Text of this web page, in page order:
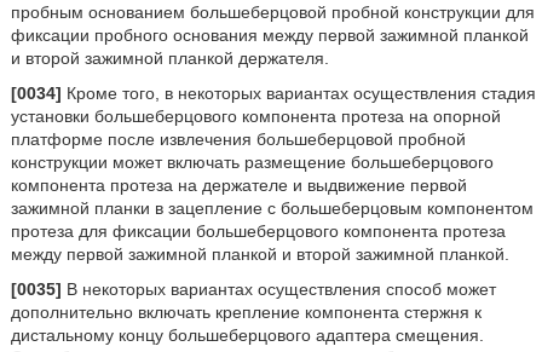
пробным основанием большеберцовой пробной конструкции для
фиксации пробного основания между первой зажимной планкой
и второй зажимной планкой держателя.
[0034] Кроме того, в некоторых вариантах осуществления стадия
установки большеберцового компонента протеза на опорной
платформе после извлечения большеберцовой пробной
конструкции может включать размещение большеберцового
компонента протеза на держателе и выдвижение первой
зажимной планки в зацепление с большеберцовым компонентом
протеза для фиксации большеберцового компонента протеза
между первой зажимной планкой и второй зажимной планкой.
[0035] В некоторых вариантах осуществления способ может
дополнительно включать крепление компонента стержня к
дистальному концу большеберцового адаптера смещения.